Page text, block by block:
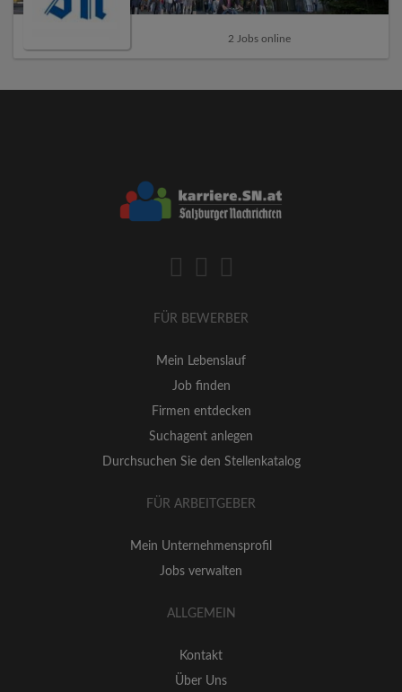
2 Jobs online
FÜR BEWERBER
Mein Lebenslauf
Job finden
Firmen entdecken
Suchagent anlegen
Durchsuchen Sie den Stellenkatalog
FÜR ARBEITGEBER
Mein Unternehmensprofil
Jobs verwalten
ALLGEMEIN
Kontakt
Über Uns